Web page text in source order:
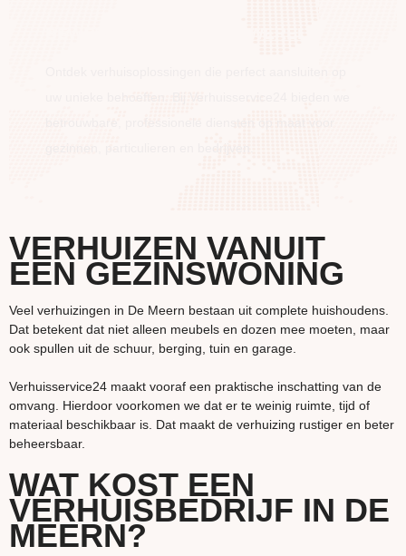
VERHUIZEN VANUIT
EEN GEZINSWONING
Veel verhuizingen in De Meern bestaan uit complete huishoudens.
Dat betekent dat niet alleen meubels en dozen mee moeten, maar
ook spullen uit de schuur, berging, tuin en garage.
Verhuisservice24 maakt vooraf een praktische inschatting van de
omvang. Hierdoor voorkomen we dat er te weinig ruimte, tijd of
materiaal beschikbaar is. Dat maakt de verhuizing rustiger en beter
beheersbaar.
WAT KOST EEN
VERHUISBEDRIJF IN DE
MEERN?